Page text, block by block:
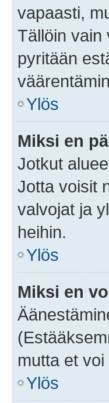
vapaasti,
Tällöin vain
pyritään
Ylös
Miksi en
Jotkut
Jotta voisit
valvojat ja
heihin.
Ylös
Miksi en
mutta et
Ylös